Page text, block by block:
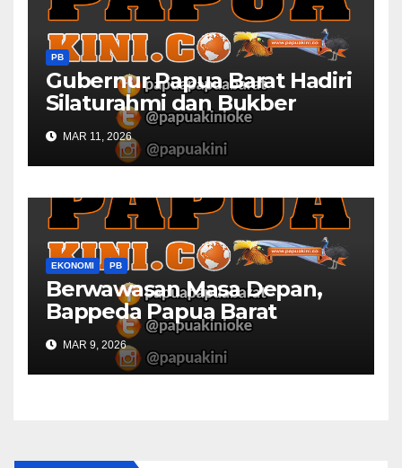
PB
Gubernur Papua Barat Hadiri
Silaturahmi dan Bukber
Bersama DPR RI dan
Mendagri di IPDN
MAR 11, 2026
EKONOMI PB
Berwawasan Masa Depan,
Bappeda Papua Barat
Konsultasi Publik RKPD 2027
MAR 9, 2026